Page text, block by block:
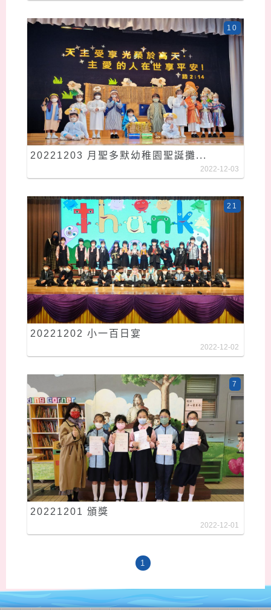
20221203 月聖多默幼稚園聖誕攤...
10
2022-12-03
20221202 小一百日宴
21
2022-12-02
20221201 頒獎
7
2022-12-01
1